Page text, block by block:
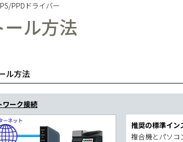
PPDドライバー
ル方法
ル方法
ワーク接続
推奨の標準イン
複合機とパソコ